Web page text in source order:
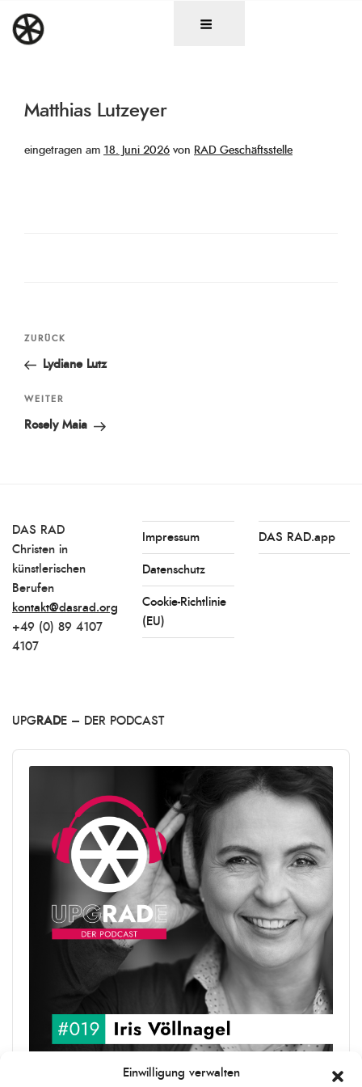
Einwilligung verwalten
Inhalt
springen
Matthias Lutzeyer
eingetragen am Veröffentlicht
18. Juni 2026 von RAD Geschäftsstelle
Beitragsnavigation
Vorheriger
Beitrag
ZURÜCK
Lydiane Lutz
Nächster
Beitrag
WEITER
Rosely Maia
DAS RAD
Christen in
künstlerischen
Berufen
kontakt@dasrad.org
+49 (0) 89 4107
4107
Impressum
Datenschutz
Cookie-Richtlinie
(EU)
DAS RAD.app
UPG RADE – DER PODCAST
Audio